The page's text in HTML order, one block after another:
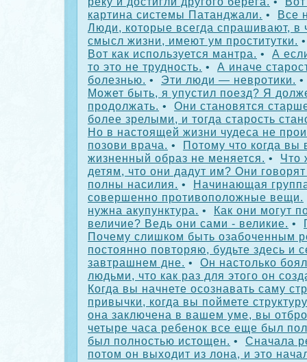
картина системы Патанджали. • Все
Люди, которые всегда спрашивают, в
смысл жизни, имеют ум проститутки.
Вот как используется мантра. • А
то это не трудность. • А иначе
болезнью. • Эти люди — невротики.
Может быть, я упустил поезд? Я
продолжать. • Они становятся
более зрелыми, и тогда старость
Но в настоящей жизни чудеса не
позови врача. • Потому что когда вы
жизненный образ не меняется. • Что
детям, что они дадут им? Они
полны насилия. • Начинающая
совершенно противоположные вещи.
нужна акупунктура. • Как они могут
величие? Ведь они сами - великие. •
Почему слишком быть озабоченным
постоянно повторяю, будьте здесь и
завтрашнем дне. • Он настолько
людьми, что как раз для этого он
Когда вы начнете осознавать саму
привычки, когда вы поймете
она заключена в вашем уме, вы
четыре часа ребенок все еще был
был полностью истощен. • Сначала
потом он выходит из лона, и это